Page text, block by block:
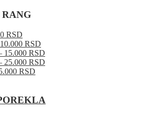
RSD
RSD
15.000 RSD
25.000 RSD
RSD